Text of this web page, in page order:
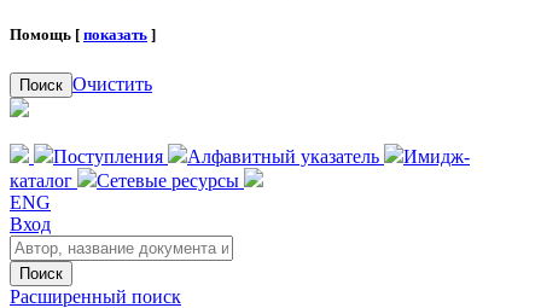
Помощь [ показать ]
Поиск Очистить
Поступления Алфавитный указатель
Имидж-
каталог
Сетевые ресурсы
ENG
Вход
Поиск
Расширенный поиск